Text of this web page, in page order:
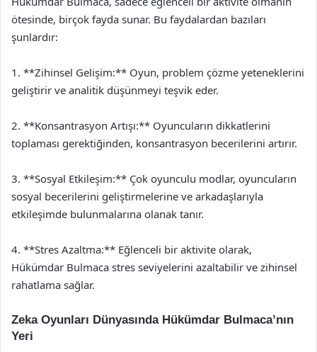
ötesinde, birçok fayda sunar. Bu faydalardan bazıları
şunlardır:
1. **Zihinsel Gelişim:** Oyun, problem çözme yeteneklerini
geliştirir ve analitik düşünmeyi teşvik eder.
2. **Konsantrasyon Artışı:** Oyuncuların dikkatlerini
toplaması gerektiğinden, konsantrasyon becerilerini artırır.
3. **Sosyal Etkileşim:** Çok oyunculu modlar, oyuncuların
sosyal becerilerini geliştirmelerine ve arkadaşlarıyla
etkileşimde bulunmalarına olanak tanır.
4. **Stres Azaltma:** Eğlenceli bir aktivite olarak,
Hükümdar Bulmaca stres seviyelerini azaltabilir ve zihinsel
rahatlama sağlar.
Zeka Oyunları Dünyasında Hükümdar Bulmaca’nın
Yeri